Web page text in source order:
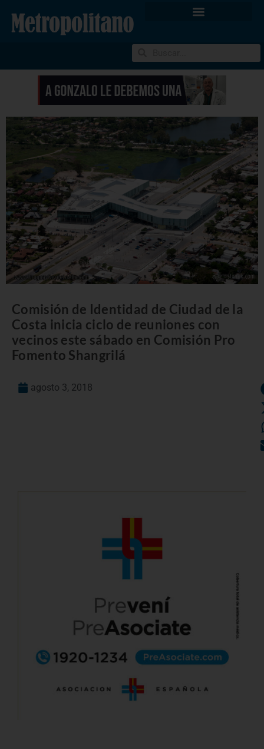
Comisión de Identidad de Ciudad de la
Costa inicia ciclo de reuniones con
vecinos este sábado en Comisión Pro
Fomento Shangrilá
agosto 3, 2018